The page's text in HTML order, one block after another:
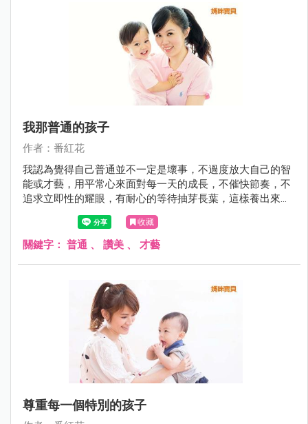
我那普通的孩子
作者：番紅花
我認為覺得自己普通並不一定是壞事，不過度放大自己的智
能或才藝，用平常心來面對每一天的成長，不催快節奏，不
追求立即性的耀眼，有耐心的等待抽芽長葉，這樣養出來的
孩子也能散發出天然的光彩。
收藏
關鍵字： 普通 、 讚美 、 才藝
尊重每一個特別的孩子